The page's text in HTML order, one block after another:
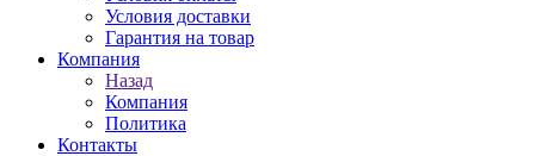
Условия доставки
Гарантия на товар
Компания
Назад
Компания
Политика
Контакты